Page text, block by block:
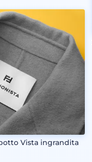
Vista ingrandita